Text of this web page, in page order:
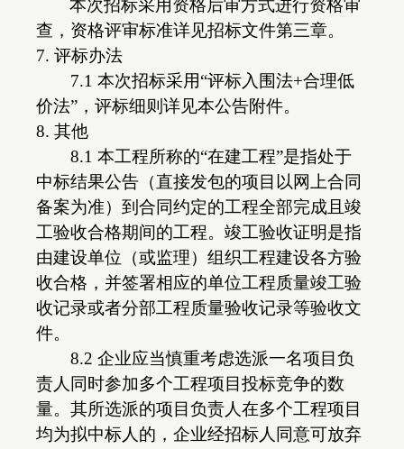
本次招标采用资格后审方式进行资格审
查，资格评审标准详见招标文件第三章。
7. 评标办法
7.1 本次招标采用“评标入围法+合理低
价法”，评标细则详见本公告附件。
8. 其他
8.1 本工程所称的“在建工程”是指处于
中标结果公告（直接发包的项目以网上合同
备案为准）到合同约定的工程全部完成且竣
工验收合格期间的工程。竣工验收证明是指
由建设单位（或监理）组织工程建设各方验
收合格，并签署相应的单位工程质量竣工验
收记录或者分部工程质量验收记录等验收文
件。
8.2 企业应当慎重考虑选派一名项目负
责人同时参加多个工程项目投标竞争的数
量。其所选派的项目负责人在多个工程项目
均为拟中标人的，企业经招标人同意可放弃